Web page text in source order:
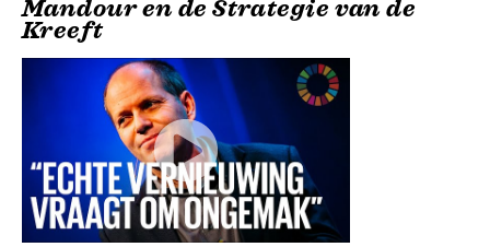
Mandour en de Strategie van de
Kreeft